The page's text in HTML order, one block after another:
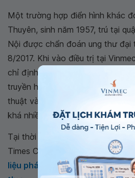
Một trường hợp điển hình khác
Thuyên, sinh năm 1957, trú tại
Nội được chẩn đoán ung thư đại
8/2017. Khi vào điều trị tại
chỉ định phương pháp phẫu
truyền hóa chất bổ trợ sau mổ.
thuật và
, sức khỏe ông
khá nhiều như mệt mỏi, chán ăn...
Tại thời điểm này, Bệnh viện Đa
Times City, Hà Nội đã bắt đầu
liệu pháp miễn dịch tự thân